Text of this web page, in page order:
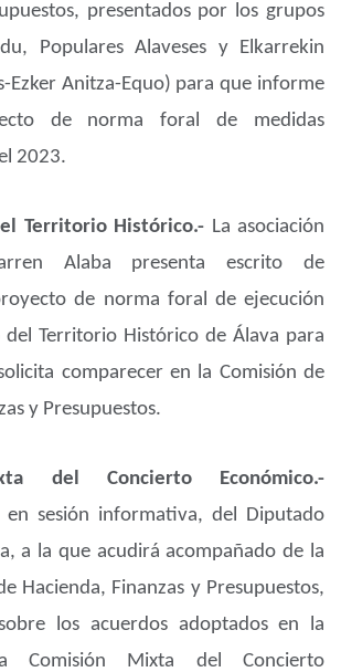
presentados por los grupos
Populares Alaveses y Elkarrekin
Ezker Anitza-Equo) para que informe
de norma foral de medidas
2023.
Territorio Histórico.- La asociación
Alaba presenta escrito de
de norma foral de ejecución
del Territorio Histórico de Álava para
comparecer en la Comisión de
y Presupuestos.
del Concierto Económico.-
en sesión informativa, del Diputado
a la que acudirá acompañado de la
Hacienda, Finanzas y Presupuestos,
los acuerdos adoptados en la
Comisión Mixta del Concierto